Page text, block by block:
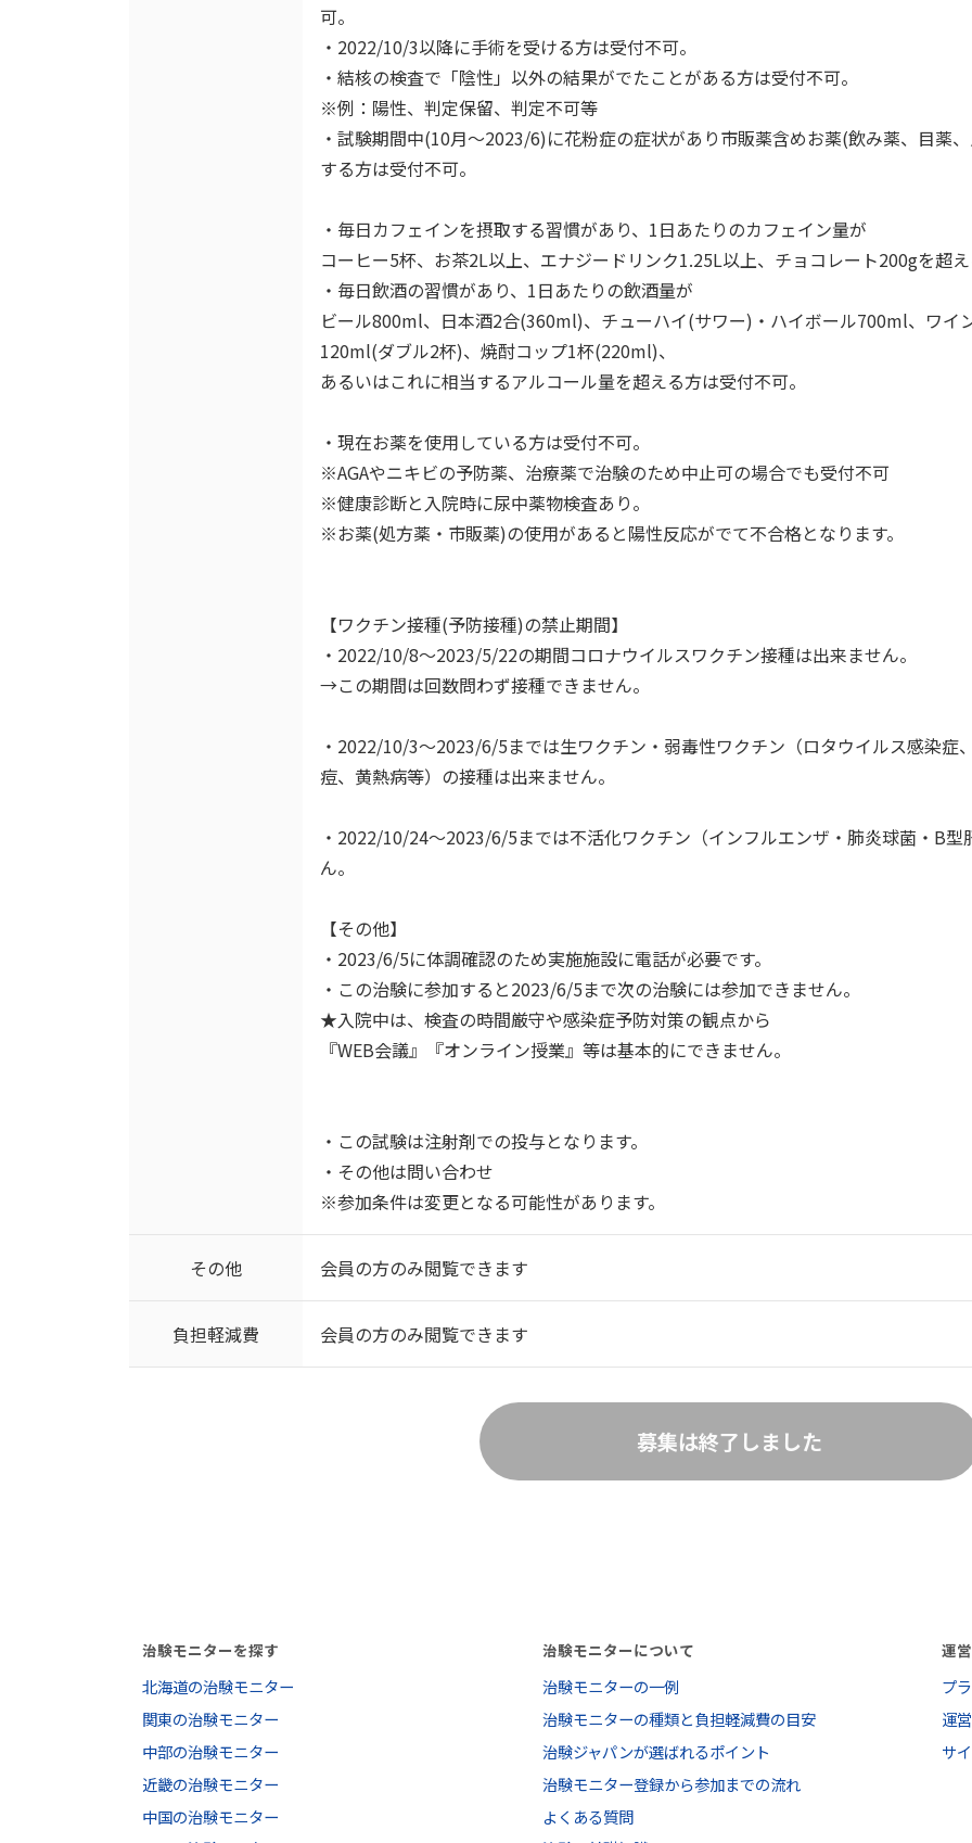
可。
・2022/10/3以降に手術を受ける方は受付不可。
・結核の検査で「陰性」以外の結果がでたことがある方は受付不可。
※例：陽性、判定保留、判定不可等
・試験期間中(10月～2023/6)に花粉症の症状があり市販薬含めお薬(飲み薬、目薬
する方は受付不可。
・毎日カフェインを摂取する習慣があり、1日あたりのカフェイン量が
コーヒー5杯、お茶2L以上、エナジードリンク1.25L以上、チョコレート200gを超え
・毎日飲酒の習慣があり、1日あたりの飲酒量が
ビール800ml、日本酒2合(360ml)、チューハイ(サワー)・ハイボール700ml、ワイ
120ml(ダブル2杯)、焼酎コップ1杯(220ml)、
あるいはこれに相当するアルコール量を超える方は受付不可。
・現在お薬を使用している方は受付不可。
※AGAやニキビの予防薬、治療薬で治験のため中止可の場合でも受付不可
※健康診断と入院時に尿中薬物検査あり。
※お薬(処方薬・市販薬)の使用があると陽性反応がでて不合格となります。
【ワクチン接種(予防接種)の禁止期間】
・2022/10/8～2023/5/22の期間コロナウイルスワクチン接種は出来ません。
→この期間は回数問わず接種できません。
・2022/10/3～2023/6/5までは生ワクチン・弱毒性ワクチン（ロタウイルス感染症
痘、黄熱病等）の接種は出来ません。
・2022/10/24～2023/6/5までは不活化ワクチン（インフルエンザ・肺炎球菌・B
ん。
【その他】
・2023/6/5に体調確認のため実施施設に電話が必要です。
・この治験に参加すると2023/6/5まで次の治験には参加できません。
★入院中は、検査の時間厳守や感染症予防対策の観点から
『WEB会議』『オンライン授業』等は基本的にできません。
・この試験は注射剤での投与となります。
・その他は問い合わせ
※参加条件は変更となる可能性があります。
その他 会員の方のみ閲覧できます
負担軽減費 会員の方のみ閲覧できます
募集は終了しました
治験モニターを探す
北海道の治験モニター
関東の治験モニター
中部の治験モニター
近畿の治験モニター
中国の治験モニター
治験モニターについて
治験モニターの一例
治験モニターの種類と負担軽減費の目安
治験ジャパンが選ばれるポイント
治験モニター登録から参加までの流れ
よくある質問
運
プ
運
サ